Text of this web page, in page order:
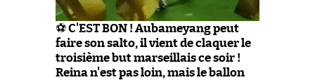
⚽C'EST BON ! Aubameyang peut
faire son salto, il vient de claquer le
troisième but marseillais ce soir !
Reina n'est pas loin, mais le ballon